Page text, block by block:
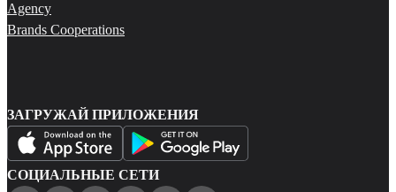
Agency
Brands Cooperations
ЗАГРУЖАЙ ПРИЛОЖЕНИЯ
СОЦИАЛЬНЫЕ СЕТИ